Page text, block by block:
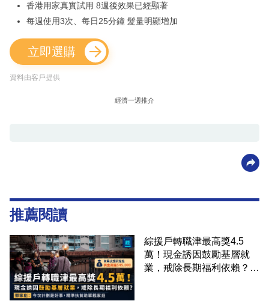
香港用家真實試用 8週後效果已經顯著
每週使用3次、每日25分鐘 髮量明顯增加
立即選購
資料由客戶提供
經濟一週推介
推薦閱讀
綜援戶轉職津最高獎4.5
萬！現金誘因鼓勵基層就
業，戒除長期福利依賴？鄧